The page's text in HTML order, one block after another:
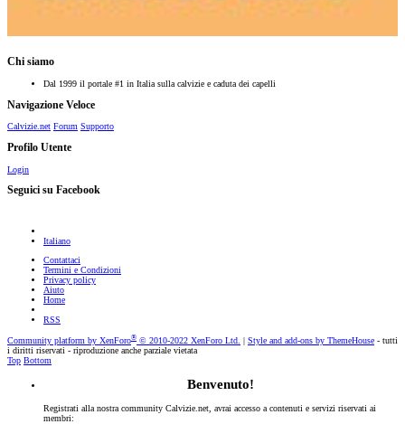
Chi siamo
Dal 1999 il portale #1 in Italia sulla calvizie e caduta dei capelli
Navigazione Veloce
Calvizie.net Forum Supporto
Profilo Utente
Login
Seguici su Facebook
Italiano
Contattaci
Termini e Condizioni
Privacy policy
Aiuto
Home
RSS
Community platform by XenForo® © 2010-2022 XenForo Ltd. Style and add-ons by ThemeHouse - tutti
i diritti riservati - riproduzione anche parziale vietata
Top Bottom
Benvenuto!
Registrati alla nostra community Calvizie.net, avrai accesso a contenuti e servizi riservati ai
membri: